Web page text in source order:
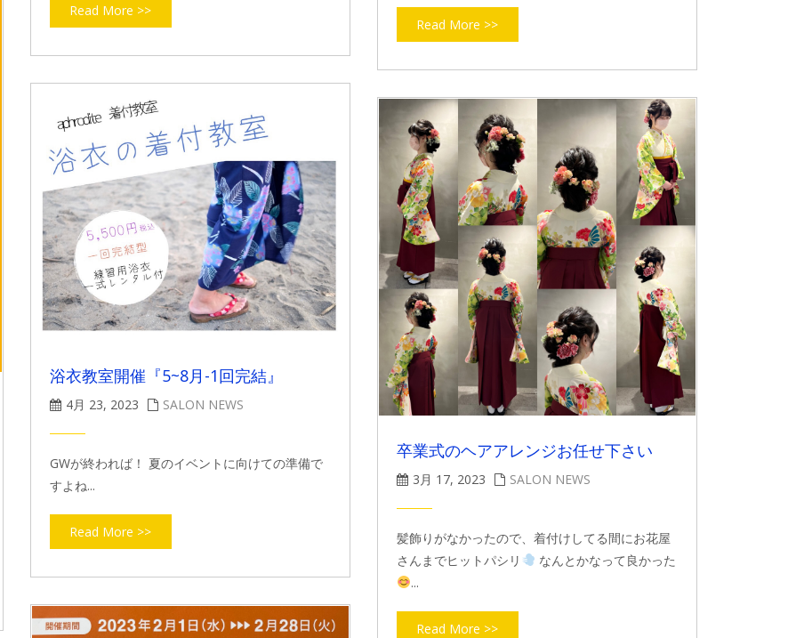
Read More >>
Read More >>
浴衣教室開催『5~8月-1回完結』
4月 23, 2023 SALON NEWS
GWが終われば！ 夏のイベントに向けての準備で
すよね...
Read More >>
卒業式のヘアアレンジお任せ下さい
3月 17, 2023 SALON NEWS
髪飾りがなかったので、着付けしてる間にお花屋
さんまでヒットパシリ
なんとかなって良かった
...
Read More >>